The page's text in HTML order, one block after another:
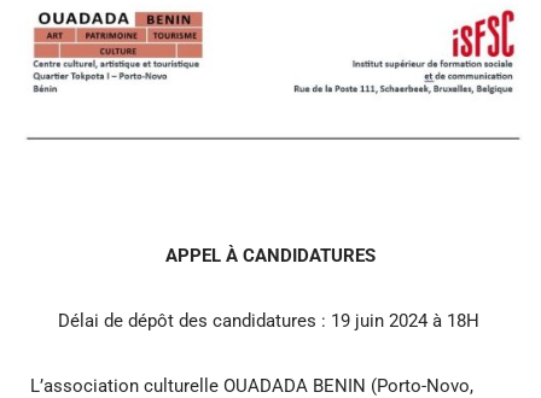
APPEL À CANDIDATURES
Délai de dépôt des candidatures : 19 juin 2024 à 18H
L’association culturelle OUADADA BENIN (Porto-Novo,